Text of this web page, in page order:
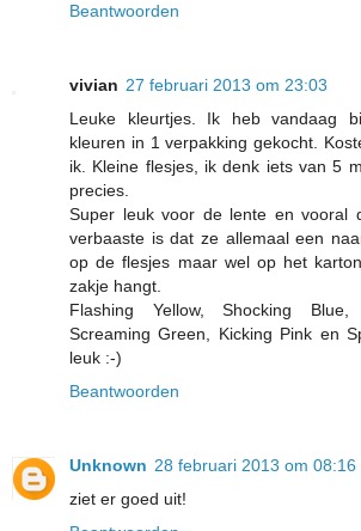
Beantwoorden
vivian 27 februari 2013 om 23:03
Leuke kleurtjes. Ik heb vandaag
kleuren in 1 verpakking gekocht.
ik. Kleine flesjes, ik denk iets van 5
precies.
Super leuk voor de lente en vooral
verbaaste is dat ze allemaal een
op de flesjes maar wel op het
zakje hangt.
Flashing Yellow, Shocking Blue,
Screaming Green, Kicking Pink en
leuk :-)
Beantwoorden
Unknown 28 februari 2013 om 08:16
ziet er goed uit!